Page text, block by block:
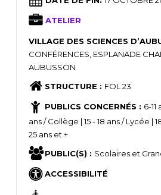
ATELIER
VILLAGE DES SCIENCES
CONFÉRENCES, ESPLANADE
AUBUSSON
STRUCTURE : FOL 23
PUBLICS CONCERNÉS : 6-11
ans / Collège | 15 - 18 ans / Lycée |
25 ans et +
PUBLIC(S) : Scolaires et
ACCESSIBILITÉ